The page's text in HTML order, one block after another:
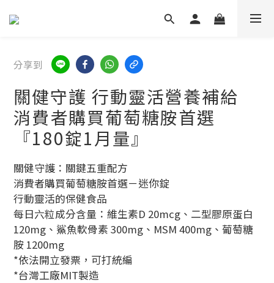
分享到
關健守護 行動靈活營養補給
消費者購買葡萄糖胺首選
『180錠1月量』
關健守護：關鍵五重配方
消費者購買葡萄糖胺首選－迷你錠
行動靈活的保健食品
每日六粒成分含量：維生素D 20mcg、二型膠原蛋白
120mg、鯊魚軟骨素 300mg、MSM 400mg、葡萄糖
胺 1200mg
*依法開立發票，可打統編
*台灣工廠MIT製造